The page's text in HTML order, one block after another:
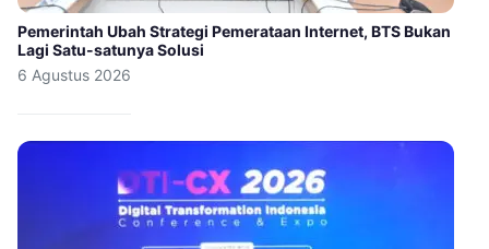
Pemerintah Ubah Strategi Pemerataan Internet, BTS Bukan
Lagi Satu-satunya Solusi
6 Agustus 2026